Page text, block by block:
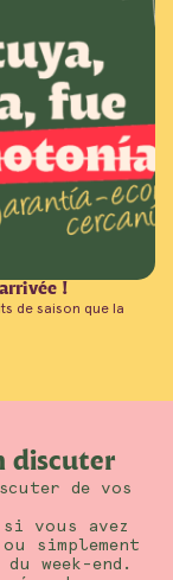
!
de saison que la
discuter
de vos
vous avez
simplement
week-end.